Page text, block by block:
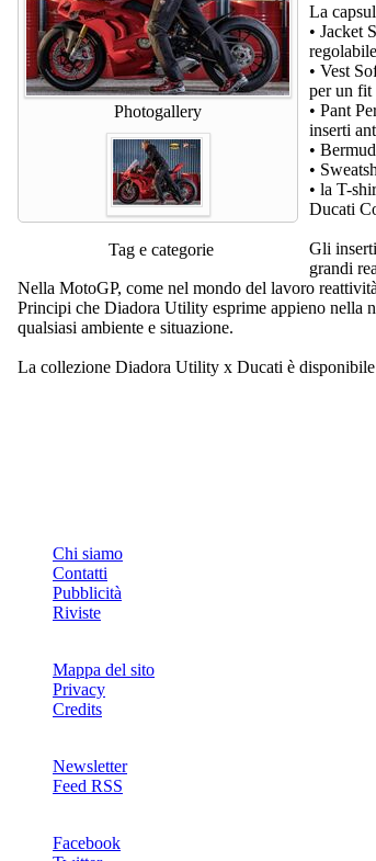
Photogallery
Tag e categorie
La
• Jacket
• Vest
per un fit
• Pant
inserti
•
•
• la T-
Ducati
Gli
grandi
Nella MotoGP, come nel mondo del lavoro
Principi che Diadora Utility esprime appieno nella
qualsiasi ambiente e situazione.
La collezione Diadora Utility x Ducati è
Chi siamo
Contatti
Pubblicità
Riviste
Mappa del sito
Privacy
Credits
Newsletter
Feed RSS
Facebook